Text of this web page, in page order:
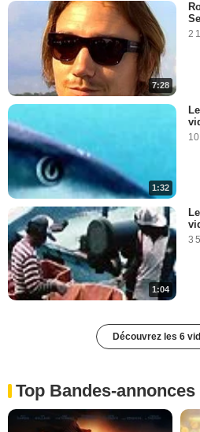
7:28
2
1:32
1:04
3
Découvrez les 6
Top Bandes-annonces